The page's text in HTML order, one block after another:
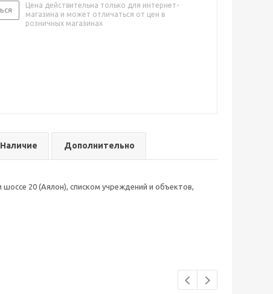
Цена действительна только для интернет-
магазина и может отличаться от цен в
розничных магазинах
Наличие Дополнительно
20 (Аялон), списком учреждений и объектов,